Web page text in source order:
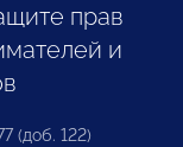
прав
и
(доб. 122)